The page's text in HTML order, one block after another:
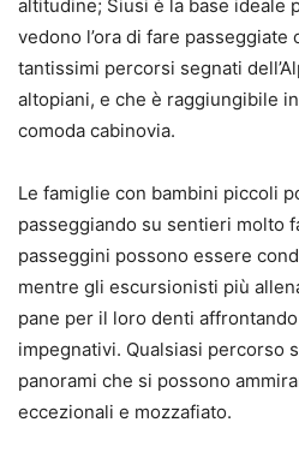
altitudine; Siusi è la base ideale
vedono l’ora di fare
tantissimi percorsi segnati
altopiani, e che è raggiungibile
comoda cabinovia.
Le famiglie con bambini piccoli
passeggiando su sentieri molto
passeggini possono essere
mentre gli escursionisti più
pane per il loro denti
impegnativi. Qualsiasi percorso
panorami che si possono
eccezionali e mozzafiato.